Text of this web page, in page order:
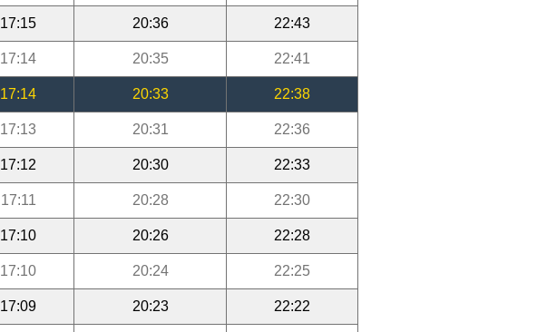
17:15 20:36 22:43
17:14 20:35 22:41
17:14 20:33 22:38
17:13 20:31 22:36
17:12 20:30 22:33
17:11 20:28 22:30
17:10 20:26 22:28
17:10 20:24 22:25
17:09 20:23 22:22